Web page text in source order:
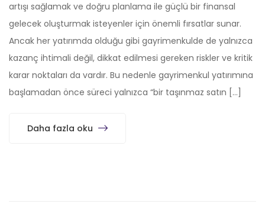
artışı sağlamak ve doğru planlama ile güçlü bir finansal
gelecek oluşturmak isteyenler için önemli fırsatlar sunar.
Ancak her yatırımda olduğu gibi gayrimenkulde de yalnızca
kazanç ihtimali değil, dikkat edilmesi gereken riskler ve kritik
karar noktaları da vardır. Bu nedenle gayrimenkul yatırımına
başlamadan önce süreci yalnızca “bir taşınmaz satın […]
Daha fazla oku